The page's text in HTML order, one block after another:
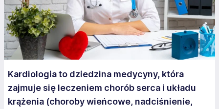
Kardiologia to dziedzina medycyny, która
zajmuje się leczeniem chorób serca i układu
krążenia (choroby wieńcowe, nadciśnienie,